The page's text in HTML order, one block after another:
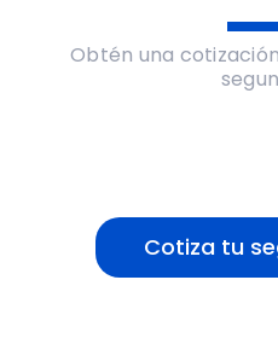
Obtén una
Cotiza tu